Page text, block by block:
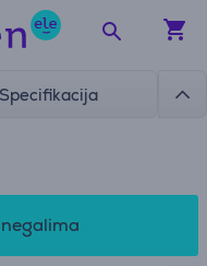
Specifikacija